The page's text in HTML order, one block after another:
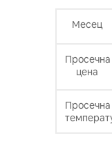
Месец
Просечна
цена
Просечна